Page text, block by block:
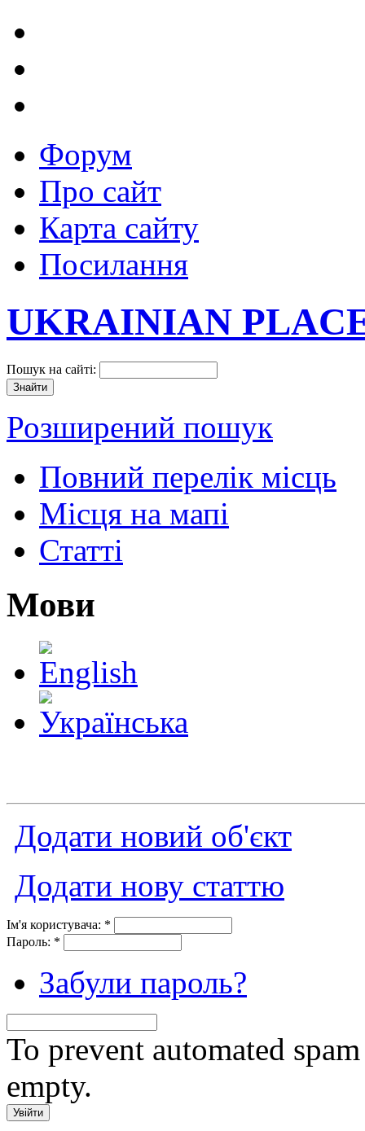
Форум
Про сайт
Карта сайту
Посилання
UKRAINIAN
Пошук на сайті:
Розширений пошук
Повний перелік місць
Місця на мапі
Статті
Мови
Додати новий об'єкт
Додати нову статтю
Ім'я користувача: *
Пароль: *
Забули пароль?
To prevent automated
empty.